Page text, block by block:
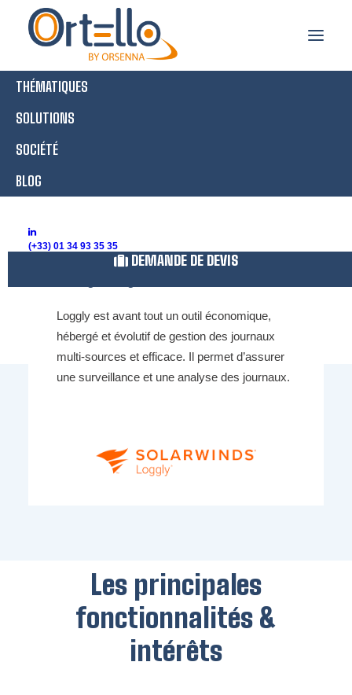
THÉMATIQUES
SOLUTIONS
SOCIÉTÉ
BLOG
(+33) 01 34 93 35 35
DEMANDE DE DEVIS
Loggly, outil édité par SolarWinds depuis
son acquisition en 2018. C’est un logiciel
Loggly est avant tout un outil économique,
hébergé et évolutif de gestion des journaux
multi-sources et efficace. Il permet d’assurer
une surveillance et une analyse des journaux.
Les principales
fonctionnalités &
intérêts